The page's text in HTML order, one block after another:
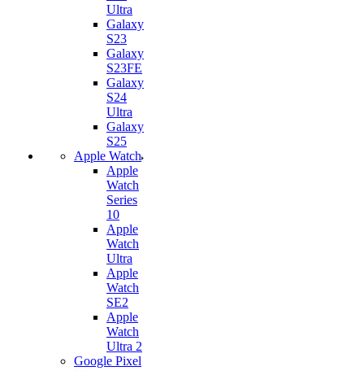
Ultra
Galaxy
S23
Galaxy
S23FE
Galaxy
S24
Ultra
Galaxy
S25
Apple Watch
Apple
Watch
Series
10
Apple
Watch
Ultra
Apple
Watch
SE2
Apple
Watch
Ultra 2
Google Pixel